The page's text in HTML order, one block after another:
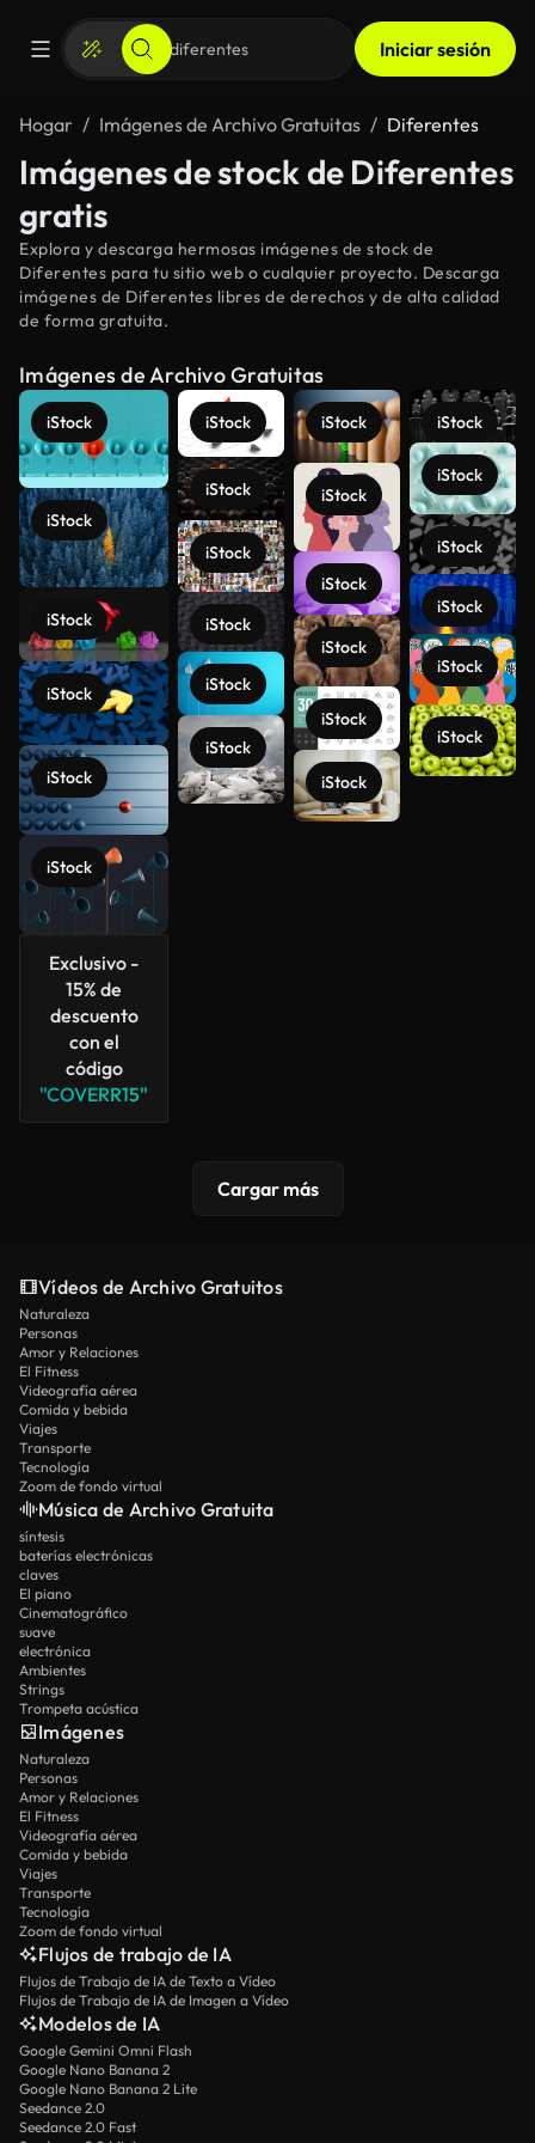
Iniciar sesión
Hogar Imágenes de Archivo Gratuitas Diferentes
Imágenes de stock de Diferentes
gratis
Explora y descarga hermosas imágenes de stock de
Diferentes para tu sitio web o cualquier proyecto. Descarga
imágenes de Diferentes libres de derechos y de alta calidad
de forma gratuita.
Imágenes de Archivo Gratuitas
iStock
iStock
iStock
iStock
iStock
iStock
Exclusivo -
15% de
descuento
con el
código
"COVERR15"
iStock
iStock
iStock
iStock
iStock
iStock
iStock
iStock
iStock
iStock
iStock
iStock
iStock
iStock
iStock
iStock
iStock
iStock
Cargar más
Vídeos de Archivo Gratuitos
Naturaleza
Personas
Amor y Relaciones
El Fitness
Videografía aérea
Comida y bebida
Viajes
Transporte
Tecnología
Zoom de fondo virtual
Música de Archivo Gratuita
síntesis
baterías electrónicas
claves
El piano
Cinematográfico
suave
electrónica
Ambientes
Strings
Trompeta acústica
Imágenes
Naturaleza
Personas
Amor y Relaciones
El Fitness
Videografía aérea
Comida y bebida
Viajes
Transporte
Tecnología
Zoom de fondo virtual
Flujos de trabajo de IA
Flujos de Trabajo de IA de Texto a Vídeo
Flujos de Trabajo de IA de Imagen a Vídeo
Modelos de IA
Google Gemini Omni Flash
Google Nano Banana 2
Google Nano Banana 2 Lite
Seedance 2.0
Seedance 2.0 Fast